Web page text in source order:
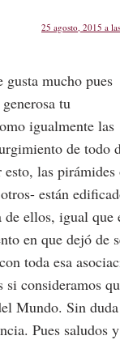
25 agosto, 2015 a
mucho pues
tu
igualmente las
de todo
esto, las pirámides
están
de ellos, igual que
en que dejó de
toda esa
consideramos
Mundo. Sin duda
Pues saludos y